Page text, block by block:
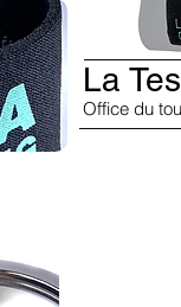
La
Office du